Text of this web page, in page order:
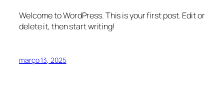
Welcome to WordPress. This is your first post. Edit or
delete it, then start writing!
março 13, 2025